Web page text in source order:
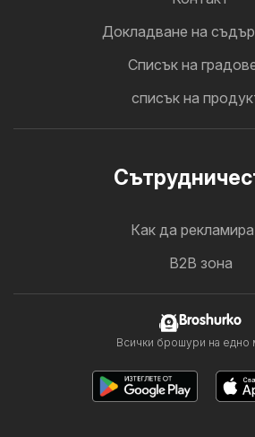
Докладване на
Cписък на
списък на
Как да
B2B зона
Broshurko
Всички брошури на едно